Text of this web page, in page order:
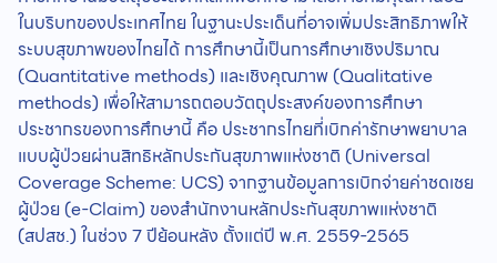
ในบริบทของประเทศไทย ในฐานะประเด็นที่อาจเพิ่มประสิทธิภาพให้
ระบบสุขภาพของไทยได้ การศึกษานี้เป็นการศึกษาเชิงปริมาณ
(Quantitative methods) และเชิงคุณภาพ (Qualitative
methods) เพื่อให้สามารถตอบวัตถุประสงค์ของการศึกษา
ประชากรของการศึกษานี้ คือ ประชากรไทยที่เบิกค่ารักษาพยาบาล
แบบผู้ป่วยผ่านสิทธิหลักประกันสุขภาพแห่งชาติ (Universal
Coverage Scheme: UCS) จากฐานข้อมูลการเบิกจ่ายค่าชดเชย
ผู้ป่วย (e-Claim) ของสำนักงานหลักประกันสุขภาพแห่งชาติ
(สปสช.) ในช่วง 7 ปีย้อนหลัง ตั้งแต่ปี พ.ศ. 2559-2565